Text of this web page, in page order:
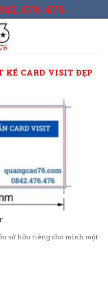
KẾ CARD VISIT ĐẸP
sở hữu riêng cho mình một